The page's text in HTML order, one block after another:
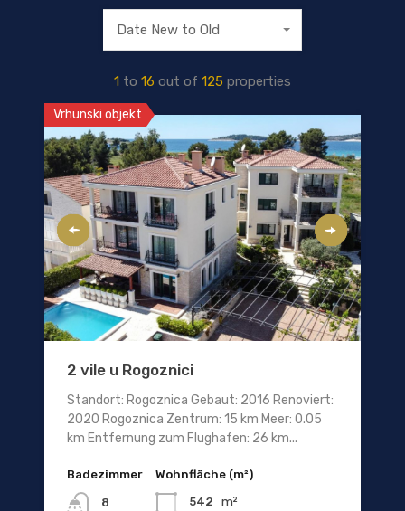
1 to 16 out of 125 properties
Date New to Old
Vrhunski objekt
2 vile u Rogoznici
Standort: Rogoznica Gebaut: 2016 Renoviert:
2020 Rogoznica Zentrum: 15 km Meer: 0.05
km Entfernung zum Flughafen: 26 km...
Badezimmer
8
Wohnfläche (m²)
542 m²